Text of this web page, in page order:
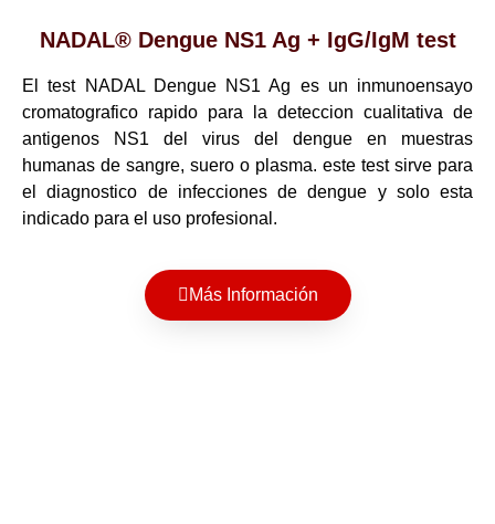
NADAL® Dengue NS1 Ag + IgG/IgM test
El test NADAL Dengue NS1 Ag es un inmunoensayo
cromatografico rapido para la deteccion cualitativa de
antigenos NS1 del virus del dengue en muestras
humanas de sangre, suero o plasma. este test sirve para
el diagnostico de infecciones de dengue y solo esta
indicado para el uso profesional.
Más Información